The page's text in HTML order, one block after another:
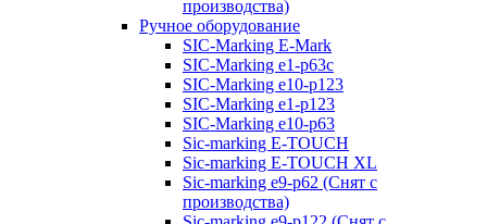
производства)
Ручное оборудование
SIC-Marking E-Mark
SIC-Marking e1-p63с
SIC-Marking e10-p123
SIC-Marking e1-p123
SIC-Marking e10-p63
Sic-marking E-TOUCH
Sic-marking E-TOUCH XL
Sic-marking e9-p62 (Снят с
производства)